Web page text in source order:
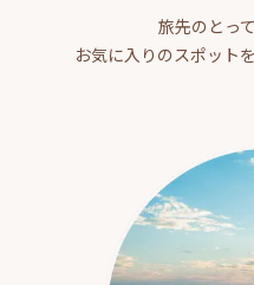
旅先のとっ
お気に入りのスポット